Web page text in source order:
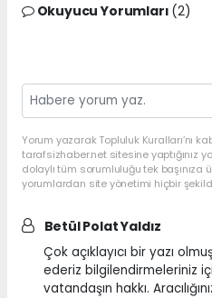
Okuyucu Yorumları (2)
Yorum yazarak Topluluk Kuralları’nı
tarafsizhaber.net sitesine yaptığınız
dolaylı tüm sorumluluğu tek başınıza
yorumlardan site yönetimi hiçbir
Betül Polat Yaldız
Çok açıklayıcı bir yazı
ederiz bilgilendirmeleriniz
vatandaşın hakkı.